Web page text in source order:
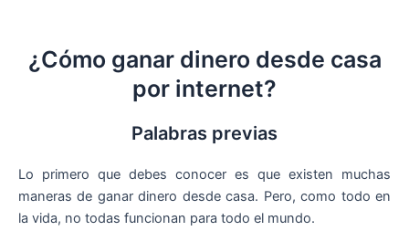
¿Cómo ganar dinero desde casa
por internet?
Palabras previas
Lo primero que debes conocer es que existen muchas
maneras de ganar dinero desde casa. Pero, como todo en
la vida, no todas funcionan para todo el mundo.